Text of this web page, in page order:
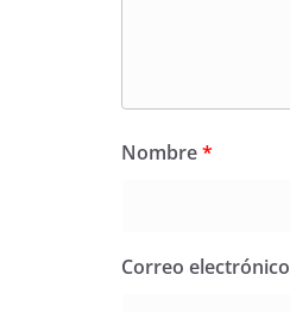
Nombre*
Correo electrónico